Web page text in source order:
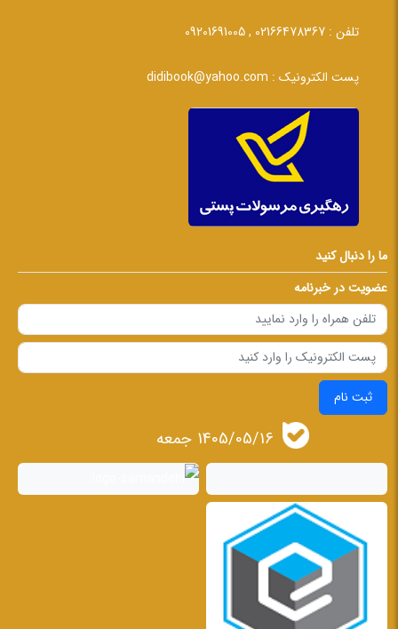
تلفن : 02166478367 , 09201691005
پست الکترونیک : didibook@yahoo.com
ما را دنبال کنید
عضویت در خبرنامه
ثبت نام
1405/05/16 جمعه